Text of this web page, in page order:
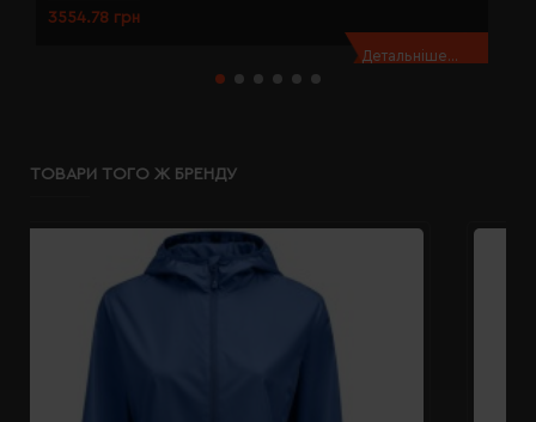
3554.78 грн
Детальніше...
ТОВАРИ ТОГО Ж БРЕНДУ